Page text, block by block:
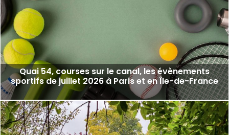
Quai 54, courses sur le canal, les évènements
sportifs de juillet 2026 à Paris et en Île-de-France